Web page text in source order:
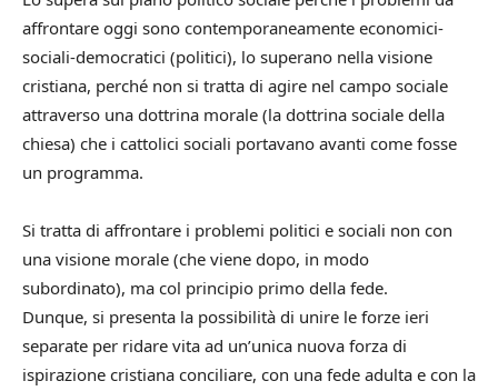
affrontare oggi sono contemporaneamente economici-
sociali-democratici (politici), lo superano nella visione
cristiana, perché non si tratta di agire nel campo sociale
attraverso una dottrina morale (la dottrina sociale della
chiesa) che i cattolici sociali portavano avanti come fosse
un programma.
Si tratta di affrontare i problemi politici e sociali non con
una visione morale (che viene dopo, in modo
subordinato), ma col principio primo della fede.
Dunque, si presenta la possibilità di unire le forze ieri
separate per ridare vita ad un’unica nuova forza di
ispirazione cristiana conciliare, con una fede adulta e con la